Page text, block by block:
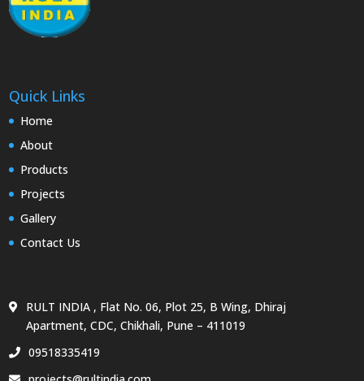
Quick Links
Home
About
Products
Projects
Gallery
Contact Us
RULT INDIA , Flat No. 06, Plot 25, B Wing, Dhiraj
Apartment, CDC, Chikhali, Pune – 411019
09518335419